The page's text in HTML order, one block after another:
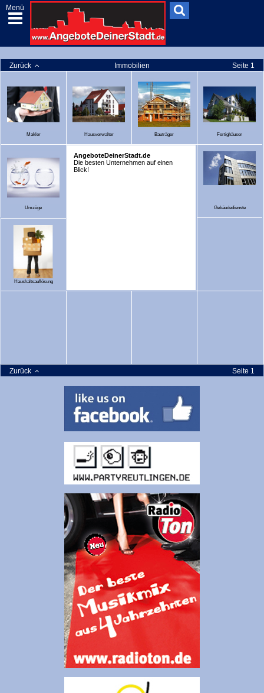
Menü
Zurück Immobilien Seite 1
Makler Hausverwalter Bauträger Fertighäuser
Umzüge
AngeboteDeinerStadt.de
Die besten Unternehmen auf einen
Blick!
Gebäudedienste
Haushaltsauflösung
Zurück Seite 1